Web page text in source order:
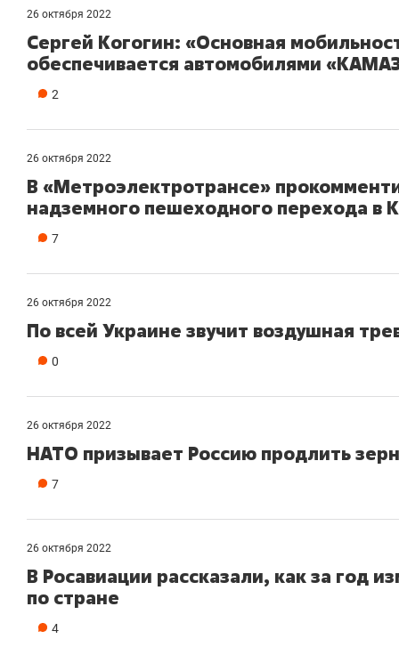
26 октября 2022
Сергей Когогин: «Основная
обеспечивается автомобилями
2
26 октября 2022
В «Метроэлектротрансе»
надземного пешеходного перехода в
7
26 октября 2022
По всей Украине звучит воздушная
0
26 октября 2022
НАТО призывает Россию продлить
7
26 октября 2022
В Росавиации рассказали, как за год
по стране
4